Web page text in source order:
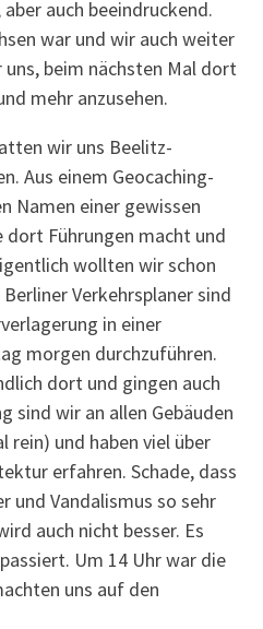
auch beeindruckend.
war und wir auch weiter
beim nächsten Mal dort
mehr anzusehen.
wir uns Beelitz-
Aus einem Geocaching-
Namen einer gewissen
dort Führungen macht und
wollten wir schon
Verkehrsplaner sind
in einer
morgen durchzuführen.
dort und gingen auch
sind wir an allen Gebäuden
rein) und haben viel über
erfahren. Schade, dass
und Vandalismus so sehr
auch nicht besser. Es
Um 14 Uhr war die
uns auf den